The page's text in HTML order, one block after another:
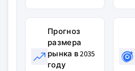
Прогноз
размера
рынка в 2035
году